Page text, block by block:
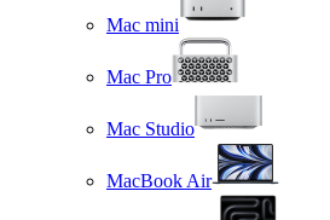
Mac mini
Mac Pro
Mac Studio
MacBook Air